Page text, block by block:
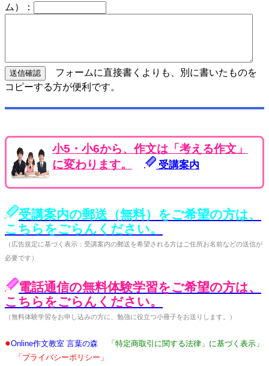
ム）：
フォームに直接書くよりも、別に書いたものを
コピーする方が便利です。
小5・小6から、作文は「考える作文」
に変わります。
受講案内
受講案内の郵送（無料）をご希望の方は、
こちらをごらんください。
（広告規定に基づく表示：受講案内の郵送を希望される方はご住所お名前などの送信が
必要です）
電話通信の無料体験学習をご希望の方は、
こちらをごらんください。
（無料体験学習をお申し込みの方に、勉強に役立つ小冊子をお送りします。）
●Online作文教室 言葉の森
「特定商取引に関する法律」に基づく表示」
「プライバシーポリシー」